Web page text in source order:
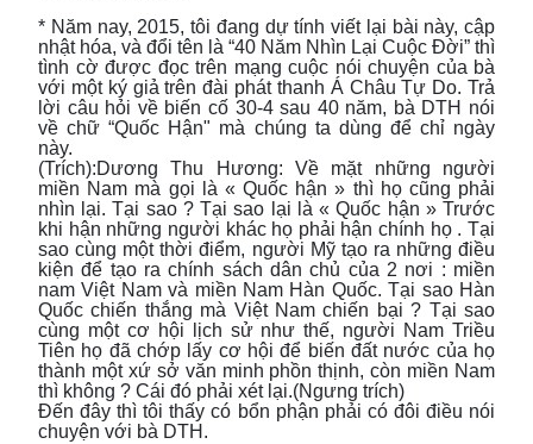
* Năm nay, 2015, tôi đang dự tính viết lại bài này, cập
nhật hóa, và đổi tên là “40 Năm Nhìn Lại Cuộc Đời” thì
tình cờ được đọc trên mạng cuộc nói chuyện của bà
với một ký giả trên đài phát thanh Á Châu Tự Do. Trả
lời câu hỏi về biến cố 30-4 sau 40 năm, bà DTH nói
về chữ “Quốc Hận" mà chúng ta dùng để chỉ ngày
này.
(Trích):Dương Thu Hương: Về mặt những người
miền Nam mà gọi là « Quốc hận » thì họ cũng phải
nhìn lại. Tại sao ? Tại sao lại là « Quốc hận » Trước
khi hận những người khác họ phải hận chính họ . Tại
sao cùng một thời điểm, người Mỹ tạo ra những điều
kiện để tạo ra chính sách dân chủ của 2 nơi : miền
nam Việt Nam và miền Nam Hàn Quốc. Tại sao Hàn
Quốc chiến thắng mà Việt Nam chiến bại ? Tại sao
cùng một cơ hội lịch sử như thế, người Nam Triều
Tiên họ đã chớp lấy cơ hội để biến đất nước của họ
thành một xứ sở văn minh phồn thịnh, còn miền Nam
thì không ? Cái đó phải xét lại.(Ngưng trích)
Đến đây thì tôi thấy có bổn phận phải có đôi điều nói
chuyện với bà DTH.